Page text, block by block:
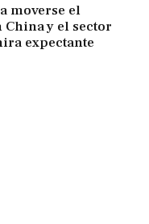
moverse el
y el sector
expectante